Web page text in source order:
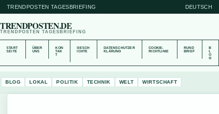
TRENDPOSTEN TAGESBRIEFING DEUTSCH
TRENDPOSTEN.DE
TRENDPOSTEN TAGESBRIEFING
START
SEITE
ÜBER
UNS
KON
TAK
T
GESCH
ICHTE
DATENSCHUTZER
KLÄRUNG
COOKIE-
RICHTLINIE
RUND
BRIEF
B
O
G
BLOG LOKAL POLITIK TECHNIK WELT WIRTSCHAFT